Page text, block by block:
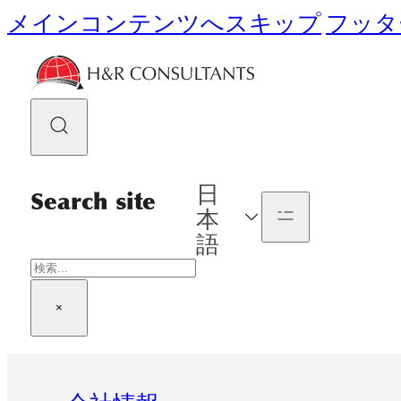
メインコンテンツへスキップ フッ
Search site
検
×
日
本
語